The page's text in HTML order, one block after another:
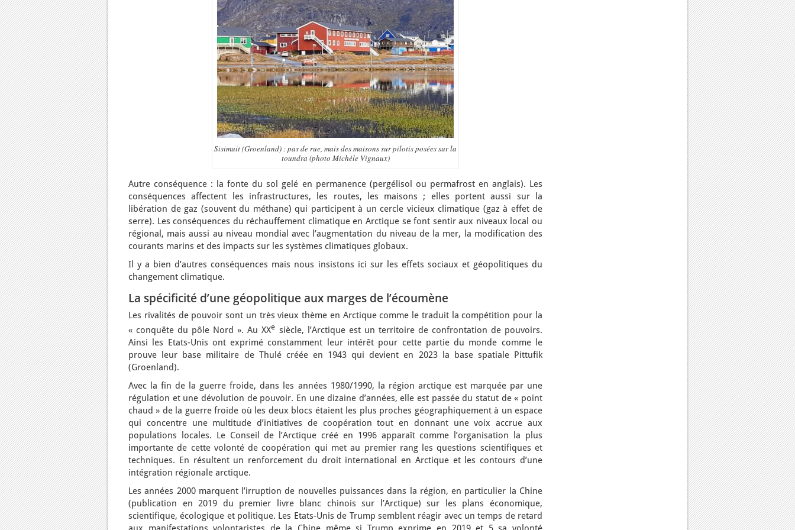
Sisimuit (Groenland) : pas de rue, mais des maisons sur pilotis posées sur la
toundra (photo Michèle Vignaux)
Autre conséquence : la fonte du sol gelé en permanence (pergélisol ou permafrost en anglais). Les
conséquences affectent les infrastructures, les routes, les maisons ; elles portent aussi sur la
libération de gaz (souvent du méthane) qui participent à un cercle vicieux climatique (gaz à effet de
serre). Les conséquences du réchauffement climatique en Arctique se font sentir aux niveaux local ou
régional, mais aussi au niveau mondial avec l’augmentation du niveau de la mer, la modification des
courants marins et des impacts sur les systèmes climatiques globaux.
Il y a bien d’autres conséquences mais nous insistons ici sur les effets sociaux et géopolitiques du
changement climatique.
La spécificité d’une géopolitique aux marges de l’écoumène
Les rivalités de pouvoir sont un très vieux thème en Arctique comme le traduit la compétition pour la
« conquête du pôle Nord ». Au XXe siècle, l’Arctique est un territoire de confrontation de pouvoirs.
Ainsi les Etats-Unis ont exprimé constamment leur intérêt pour cette partie du monde comme le
prouve leur base militaire de Thulé créée en 1943 qui devient en 2023 la base spatiale Pittufik
(Groenland).
Avec la fin de la guerre froide, dans les années 1980/1990, la région arctique est marquée par une
régulation et une dévolution de pouvoir. En une dizaine d’années, elle est passée du statut de « point
chaud » de la guerre froide où les deux blocs étaient les plus proches géographiquement à un espace
qui concentre une multitude d’initiatives de coopération tout en donnant une voix accrue aux
populations locales. Le Conseil de l’Arctique créé en 1996 apparaît comme l’organisation la plus
importante de cette volonté de coopération qui met au premier rang les questions scientifiques et
techniques. En résultent un renforcement du droit international en Arctique et les contours d’une
intégration régionale arctique.
Les années 2000 marquent l’irruption de nouvelles puissances dans la région, en particulier la Chine
(publication en 2019 du premier livre blanc chinois sur l’Arctique) sur les plans économique,
scientifique, écologique et politique. Les Etats-Unis de Trump semblent réagir avec un temps de retard